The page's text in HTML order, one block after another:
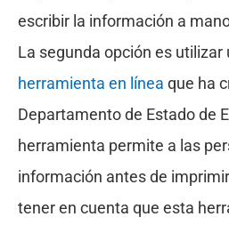
escribir la información a
La segunda opción es utilizar
herramienta en línea que ha
Departamento de Estado de
herramienta permite a las
información antes de
tener en cuenta que esta